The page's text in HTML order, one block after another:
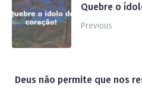
Quebre o
Previous
Deus não permite que nos